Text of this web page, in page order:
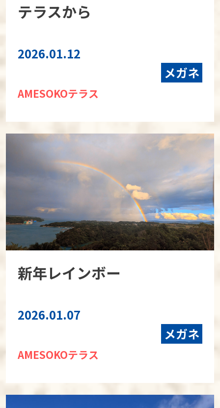
テラスから
2026.01.12
メガネ
AMESOKOテラス
新年レインボー
2026.01.07
メガネ
AMESOKOテラス